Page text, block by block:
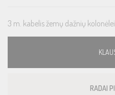
3 m. kabelis žemų dažnių kolonėlei.
RADAI